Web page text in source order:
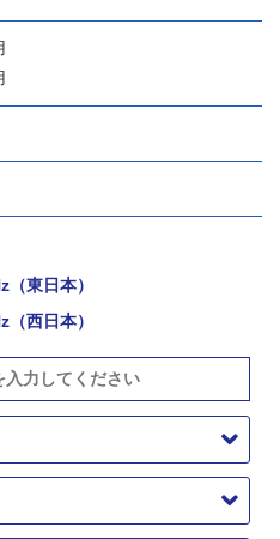
（東日本）
（西日本）